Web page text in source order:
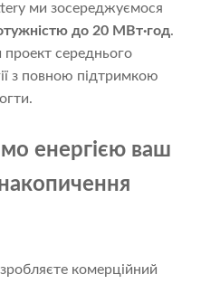
ми зосереджуємося
до 20 МВт·год.
середнього
з повною підтримкою
енергією ваш
комерційний